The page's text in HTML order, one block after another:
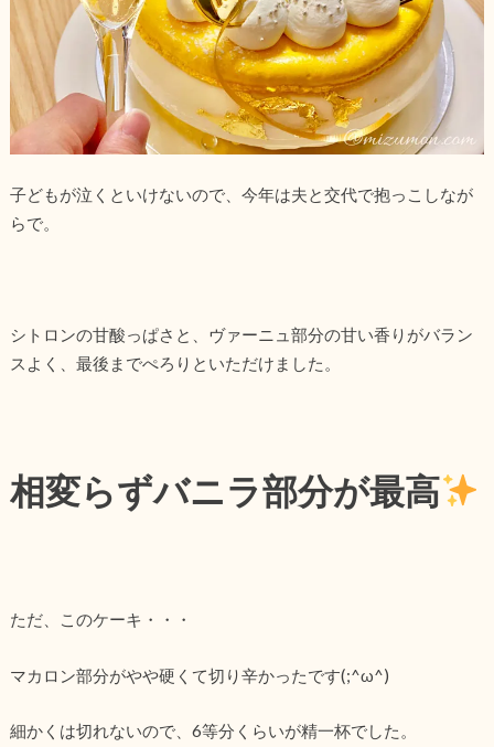
子どもが泣くといけないので、今年は夫と交代で抱っこしなが
らで。
シトロンの甘酸っぱさと、ヴァーニュ部分の甘い香りがバラン
スよく、最後までぺろりといただけました。
相変らずバニラ部分が最高
ただ、このケーキ・・・
マカロン部分がやや硬くて切り辛かったです(;^ω^)
細かくは切れないので、6等分くらいが精一杯でした。